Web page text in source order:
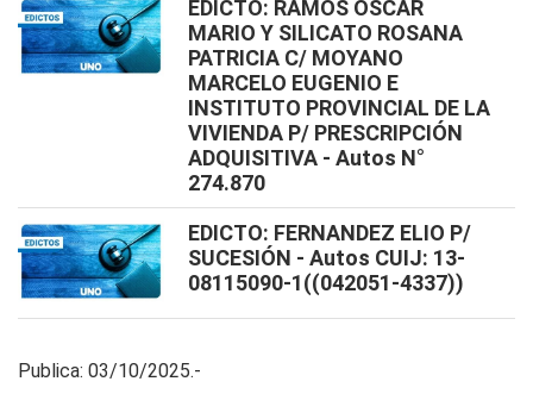
EDICTO: RAMOS OSCAR
MARIO Y SILICATO ROSANA
PATRICIA C/ MOYANO
MARCELO EUGENIO E
INSTITUTO PROVINCIAL DE LA
VIVIENDA P/ PRESCRIPCIÓN
ADQUISITIVA - Autos N°
274.870
EDICTO: FERNANDEZ ELIO P/
SUCESIÓN - Autos CUIJ: 13-
08115090-1((042051-4337))
Publica: 03/10/2025.-